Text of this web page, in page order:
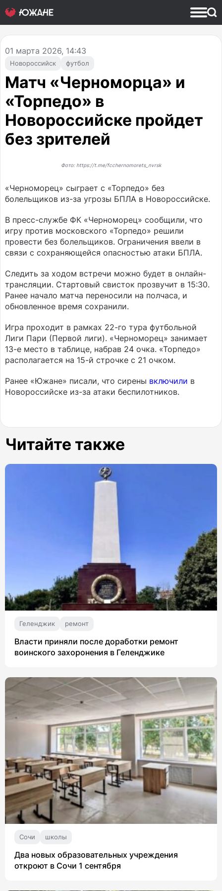
Новороссийск футбол
01 марта 2026, 14:43
Матч «Черноморца» и
«Торпедо» в
Новороссийске пройдет
без зрителей
Фото: https://t.me/fcchernomorets_nvrsk
«Черноморец» сыграет с «Торпедо» без
болельщиков из-за угрозы БПЛА в Новороссийске.
В пресс-службе ФК «Черноморец» сообщили, что
игру против московского «Торпедо» решили
провести без болельщиков. Ограничения ввели в
связи с сохраняющейся опасностью атаки БПЛА.
Следить за ходом встречи можно будет в онлайн-
трансляции. Стартовый свисток прозвучит в 15:30.
Ранее начало матча переносили на полчаса, и
обновленное время сохранили.
Игра проходит в рамках 22-го тура футбольной
Лиги Пари (Первой лиги). «Черноморец» занимает
13-е место в таблице, набрав 24 очка. «Торпедо»
располагается на 15-й строчке с 21 очком.
Ранее «Южане» писали, что сирены включили в
Новороссийске из-за атаки беспилотников.
Читайте также
Геленджик ремонт
Власти приняли после доработки ремонт
воинского захоронения в Геленджике
Сочи школы
Два новых образовательных учреждения
откроют в Сочи 1 сентября